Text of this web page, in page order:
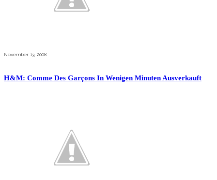
November 13, 2008
H&M: Comme Des Garçons In Wenigen Minuten Ausverkauft